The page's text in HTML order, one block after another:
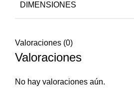
DIMENSIONES
Valoraciones (0)
Valoraciones
No hay valoraciones aún.